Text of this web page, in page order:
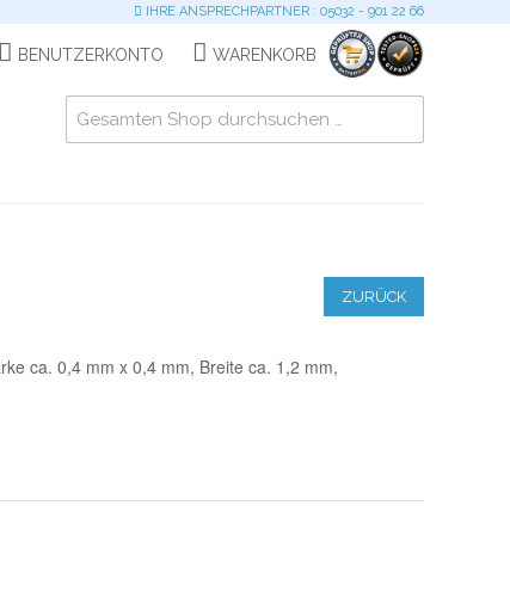
IHRE ANSPRECHPARTNER : 05032 - 901 22 66
BENUTZERKONTO WARENKORB
ZURÜCK
ca. 0,4 mm x 0,4 mm, Breite ca. 1,2 mm,